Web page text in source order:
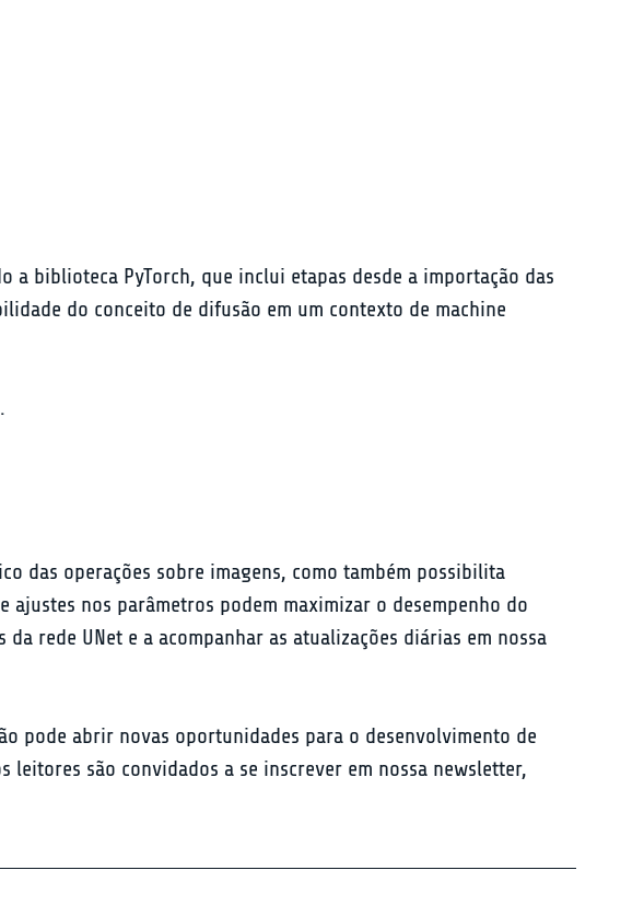
biblioteca PyTorch, que inclui etapas desde a importação das
do conceito de difusão em um contexto de machine
das operações sobre imagens, como também possibilita
nos parâmetros podem maximizar o desempenho do
rede UNet e a acompanhar as atualizações diárias em nossa
pode abrir novas oportunidades para o desenvolvimento de
leitores são convidados a se inscrever em nossa newsletter,